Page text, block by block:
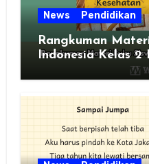
News Pendidikan
Rangkuman
Indonesia Kelas 2